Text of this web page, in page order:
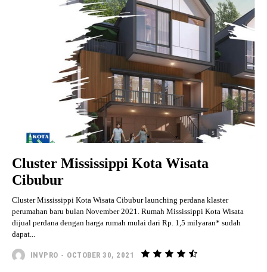
Cluster Mississippi Kota Wisata
Cibubur
Cluster Mississippi Kota Wisata Cibubur launching perdana klaster
perumahan baru bulan November 2021. Rumah Mississippi Kota Wisata
dijual perdana dengan harga rumah mulai dari Rp. 1,5 milyaran* sudah
dapat...
INVPRO - OCTOBER 30, 2021